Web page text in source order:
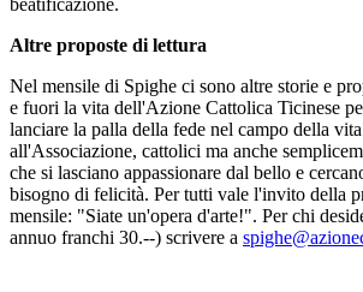
Altre proposte di lettura
Nel mensile di Spighe ci sono altre storie e
e fuori la vita dell'Azione Cattolica Ticinese
lanciare la palla della fede nel campo della
all'Associazione, cattolici ma anche
che si lasciano appassionare dal bello e
bisogno di felicità. Per tutti vale l'invito della
mensile: "Siate un'opera d'arte!". Per chi
annuo franchi 30.--) scrivere a